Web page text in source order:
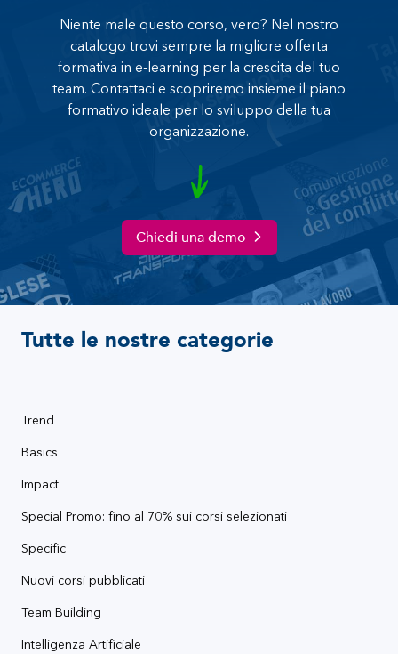
Niente male questo corso, vero? Nel nostro
catalogo trovi sempre la migliore offerta
formativa in e-learning per la crescita del tuo
team. Contattaci e scopriremo insieme il piano
formativo ideale per lo sviluppo della tua
organizzazione.
Chiedi una demo
Tutte le nostre categorie
Trend
Basics
Impact
Special Promo: fino al 70% sui corsi selezionati
Specific
Nuovi corsi pubblicati
Team Building
Intelligenza Artificiale